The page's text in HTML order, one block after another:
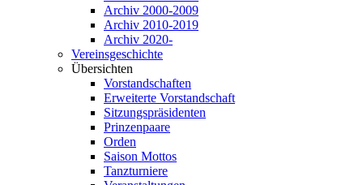
Archiv 2000-2009
Archiv 2010-2019
Archiv 2020-
Vereinsgeschichte
Übersichten
Vorstandschaften
Erweiterte Vorstandschaft
Sitzungspräsidenten
Prinzenpaare
Orden
Saison Mottos
Tanzturniere